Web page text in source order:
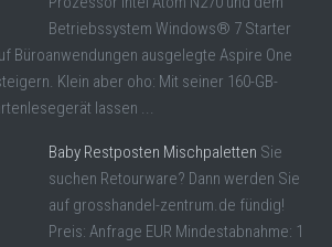
Betriebssystem Windows® 7 Starter
Büroanwendungen ausgelegte Aspire One
Klein aber oho: Mit seiner 160-GB-
lassen ...
Baby Restposten Mischpaletten Sie
suchen Retourware? Dann werden Sie
auf grosshandel-zentrum.de fündig!
Preis: Anfrage EUR Mindestabnahme: 1